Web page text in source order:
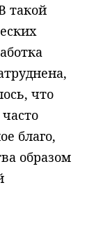
такой
что
благо,
образом